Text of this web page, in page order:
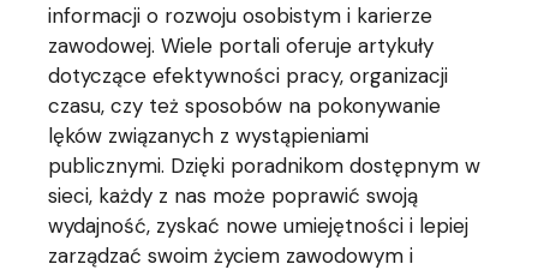
informacji o rozwoju osobistym i karierze
zawodowej. Wiele portali oferuje artykuły
dotyczące efektywności pracy, organizacji
czasu, czy też sposobów na pokonywanie
lęków związanych z wystąpieniami
publicznymi. Dzięki poradnikom dostępnym w
sieci, każdy z nas może poprawić swoją
wydajność, zyskać nowe umiejętności i lepiej
zarządzać swoim życiem zawodowym i